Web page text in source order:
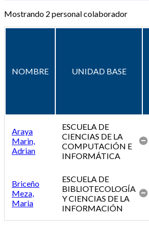
Mostrando 2 personal colaborador
NOMBRE UNIDAD BASE
Araya
Marin,
Adrian
ESCUELA DE
CIENCIAS DE LA
COMPUTACIÓN E
INFORMÁTICA
Briceño
Meza,
Maria
ESCUELA DE
BIBLIOTECOLOGÍA
Y CIENCIAS DE LA
INFORMACIÓN